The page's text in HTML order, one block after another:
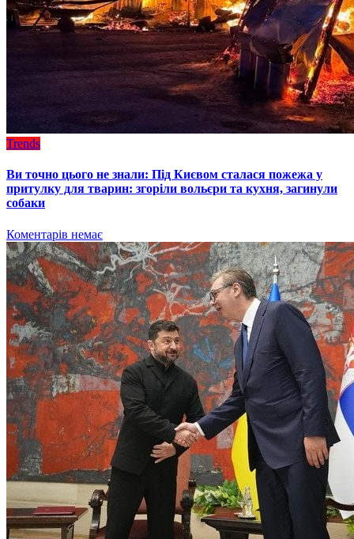
Trends
Ви точно цього не знали: Під Києвом сталася пожежа у
притулку для тварин: згоріли вольєри та кухня, загинули
собаки
Коментарів немає